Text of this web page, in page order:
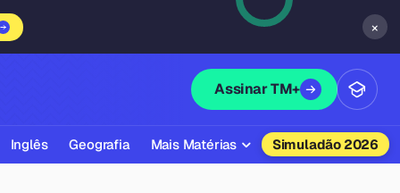
×
Assinar TM+
Inglês Geografia Mais Matérias Simuladão 2026